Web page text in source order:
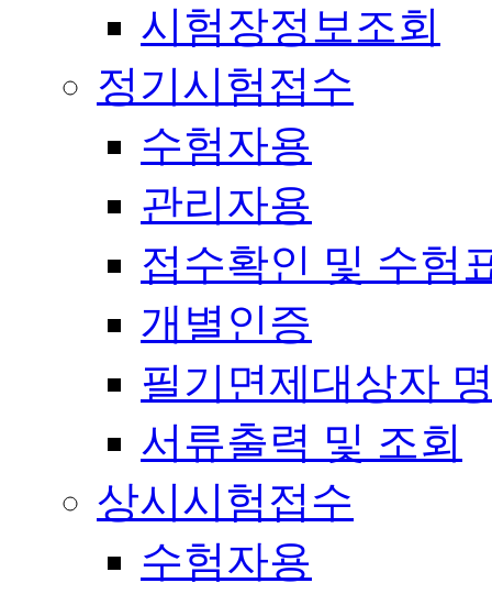
시험장정보조회
정기시험접수
수험자용
관리자용
접수확인 및 수험
개별인증
필기면제대상자
서류출력 및 조회
상시시험접수
수험자용